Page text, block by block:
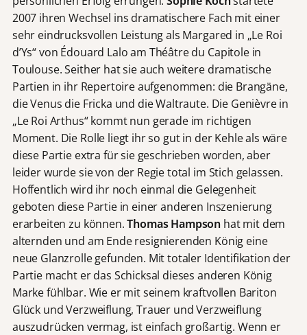
2007 ihren Wechsel ins dramatischere Fach mit einer
sehr eindrucksvollen Leistung als Margared in „Le Roi
d’Ys“ von Édouard Lalo am Théâtre du Capitole in
Toulouse. Seither hat sie auch weitere dramatische
Partien in ihr Repertoire aufgenommen: die Brangäne,
die Venus die Fricka und die Waltraute. Die Genièvre in
„Le Roi Arthus“ kommt nun gerade im richtigen
Moment. Die Rolle liegt ihr so gut in der Kehle als wäre
diese Partie extra für sie geschrieben worden, aber
leider wurde sie von der Regie total im Stich gelassen.
Hoffentlich wird ihr noch einmal die Gelegenheit
geboten diese Partie in einer anderen Inszenierung
erarbeiten zu können.Thomas Hampson hat mit dem
alternden und am Ende resignierenden König eine
neue Glanzrolle gefunden. Mit totaler Identifikation der
Partie macht er das Schicksal dieses anderen König
Marke fühlbar. Wie er mit seinem kraftvollen Bariton
Glück und Verzweiflung, Trauer und Verzweiflung
auszudrücken vermag, ist einfach großartig. Wenn er